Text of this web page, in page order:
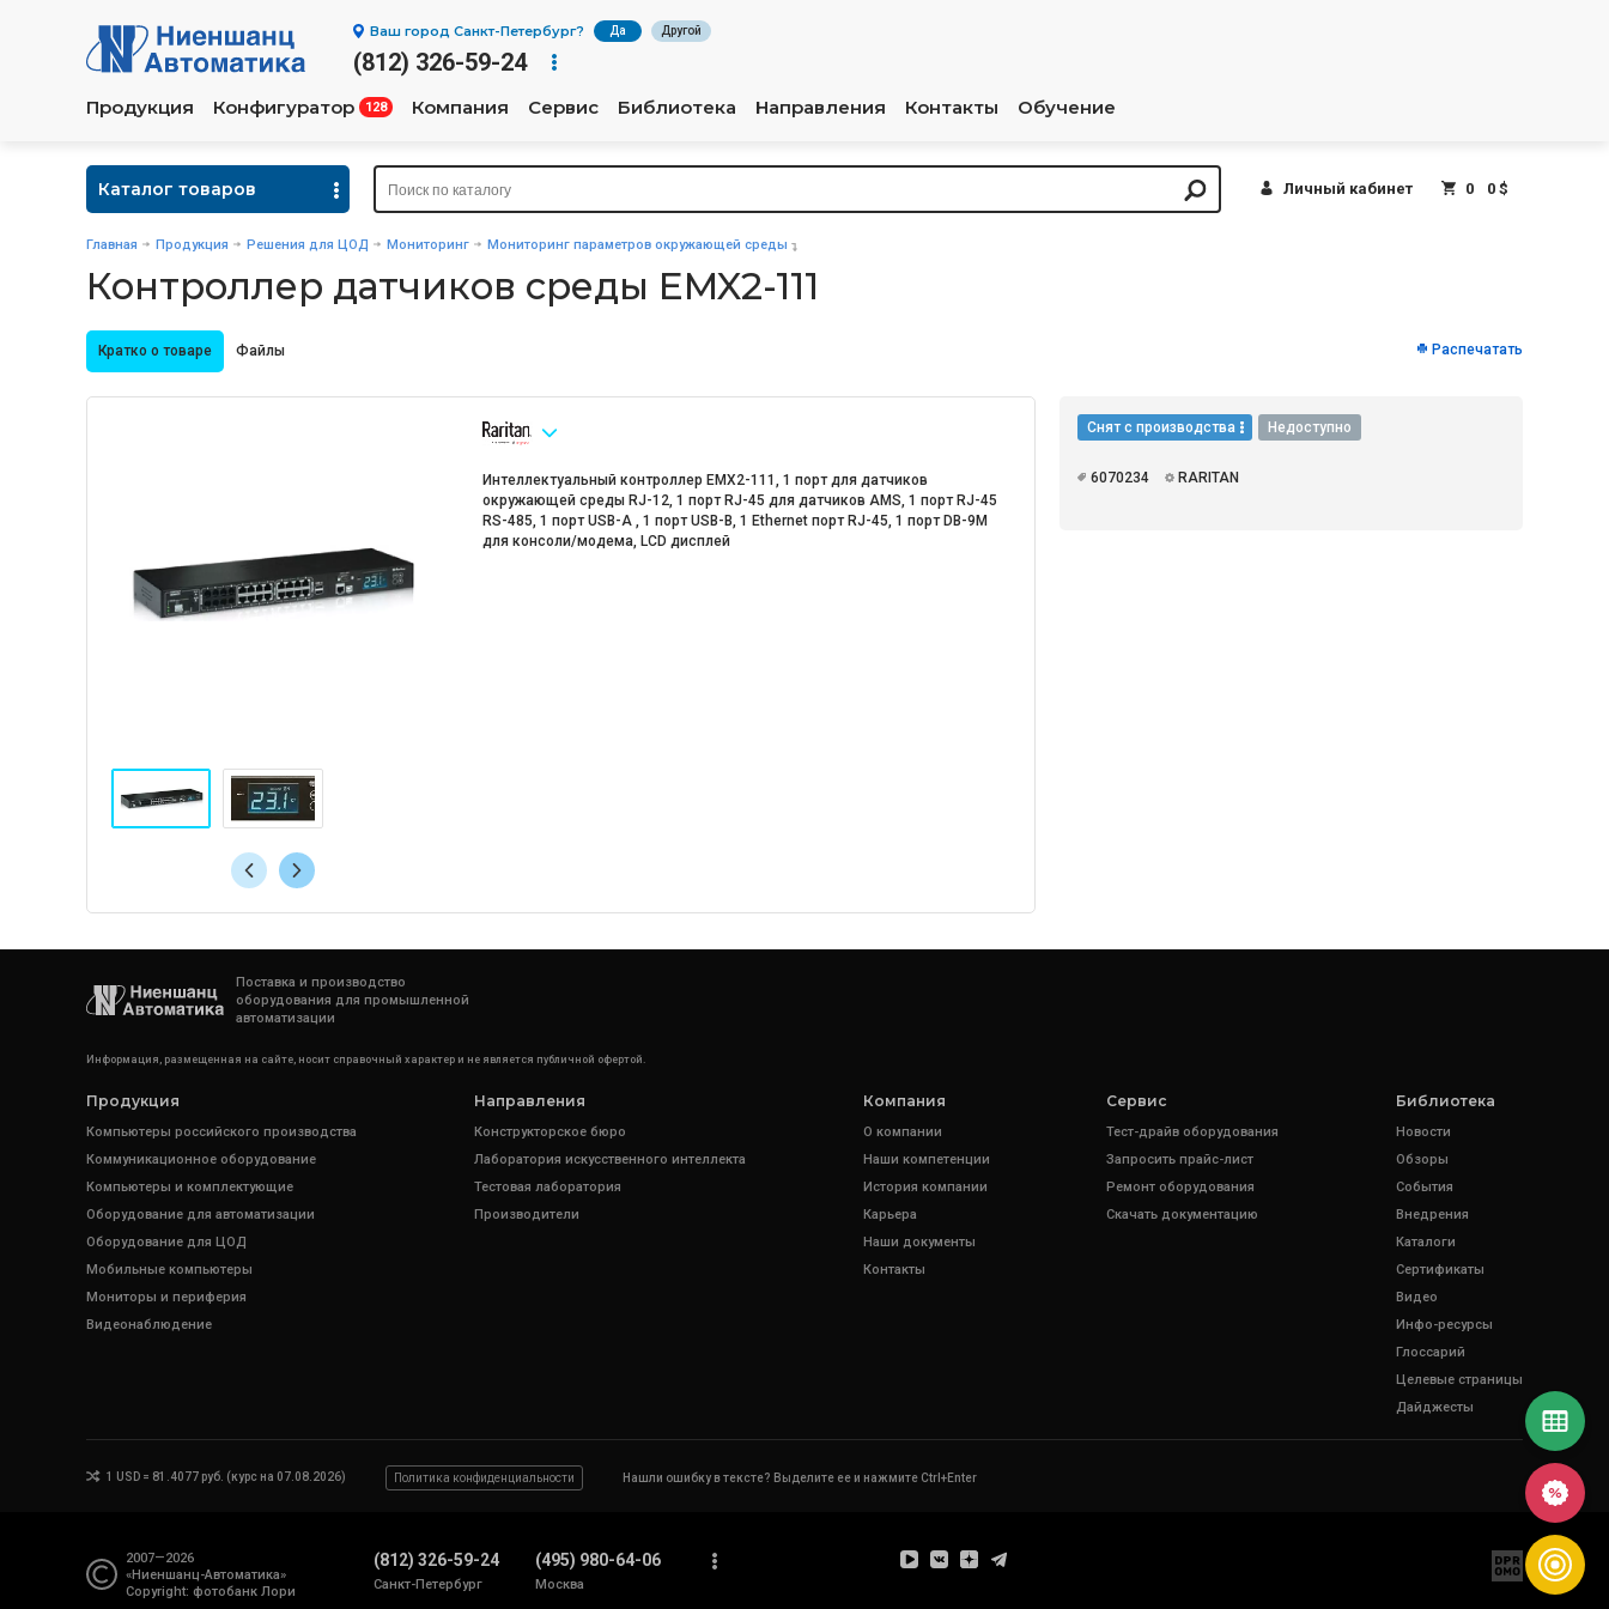
Ваш город Санкт-Петербург? Да Другой
(812) 326-59-24
Продукция Конфигуратор 128 Компания Сервис Библиотека Направления Контакты Обучение
Каталог товаров Личный кабинет 0 0 $
Главная Продукция Решения для ЦОД Мониторинг Мониторинг параметров окружающей среды
Контроллер датчиков среды EMX2-111
Кратко о товаре Файлы Распечатать
Снят с производства Недоступно
6070234 RARITAN
Интеллектуальный контроллер EMX2-111, 1 порт для датчиков
окружающей среды RJ-12, 1 порт RJ-45 для датчиков AMS, 1 порт RJ-45
RS-485, 1 порт USB-A , 1 порт USB-B, 1 Ethernet порт RJ-45, 1 порт DB-9M
для консоли/модема, LCD дисплей
Поставка и производство
оборудования для промышленной
автоматизации
Информация, размещенная на сайте, носит справочный характер и не является публичной офертой.
Продукция
Компьютеры российского производства
Коммуникационное оборудование
Компьютеры и комплектующие
Оборудование для автоматизации
Оборудование для ЦОД
Мобильные компьютеры
Мониторы и периферия
Видеонаблюдение
Направления
Конструкторское бюро
Лаборатория искусственного интеллекта
Тестовая лаборатория
Производители
Компания
О компании
Наши компетенции
История компании
Карьера
Наши документы
Контакты
Сервис
Тест-драйв оборудования
Запросить прайс-лист
Ремонт оборудования
Скачать документацию
Библиотека
Новости
Обзоры
События
Внедрения
Каталоги
Сертификаты
Видео
Инфо-ресурсы
Глоссарий
Целевые страницы
Дайджесты
1 USD = 81.4077 руб. (курс на 07.08.2026) Политика конфиденциальности Нашли ошибку в тексте? Выделите ее и нажмите Ctrl+Enter
2007—2026
«Ниеншанц-Автоматика»
Copyright: фотобанк Лори
(812) 326-59-24
Санкт-Петербург
(495) 980-64-06
Москва